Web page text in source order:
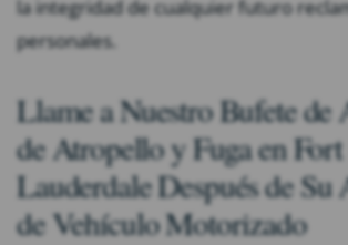
la integridad de cualquier futuro
personales.
Llame a Nuestro Bufete de
de Atropello y Fuga en Fort
Lauderdale Después de Su
de Vehículo Motorizado